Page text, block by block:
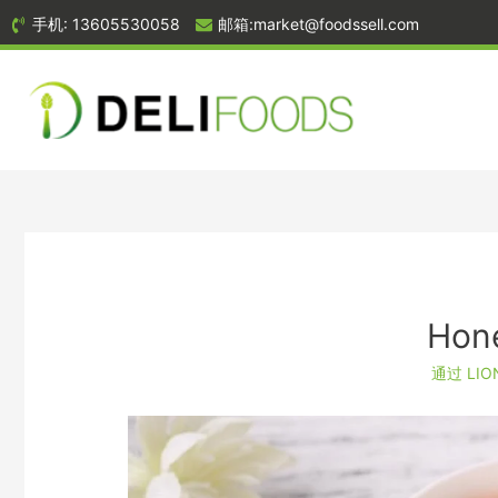
手机: 13605530058 邮箱:market@foodssell.com
通过